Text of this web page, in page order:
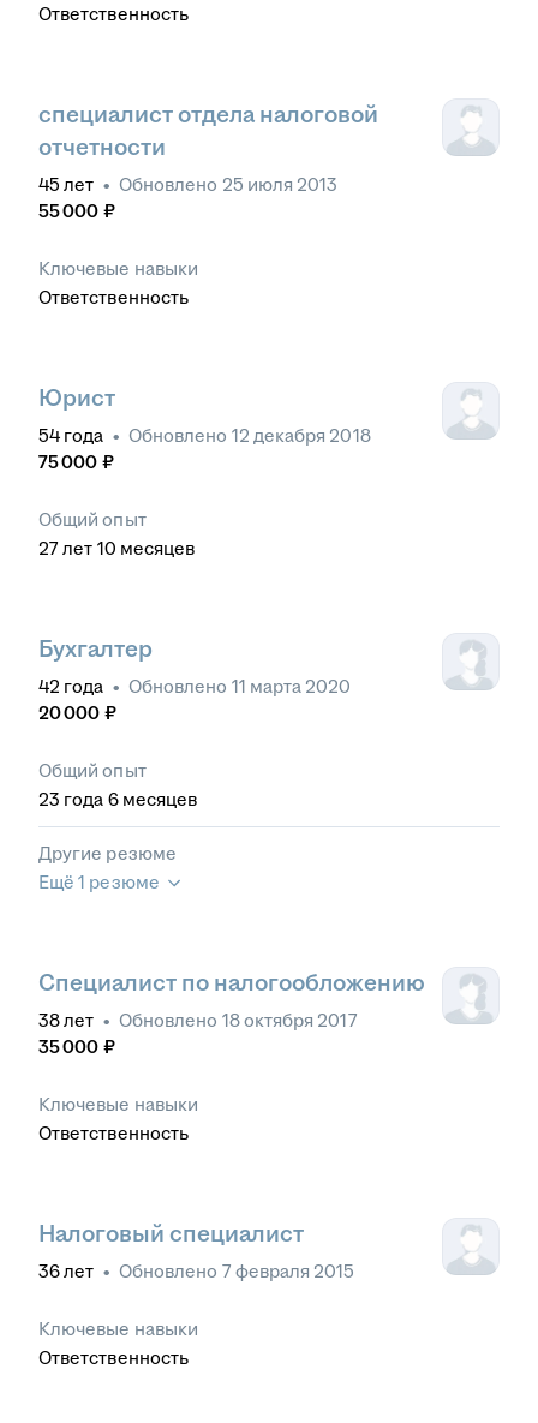
Ответственность
специалист отдела налоговой
отчетности
45 лет • Обновлено 25 июля 2013
55 000 ₽
Ключевые навыки
Ответственность
Юрист
54 года • Обновлено 12 декабря 2018
75 000 ₽
Общий опыт
27лет 10 месяцев
Бухгалтер
42 года • Обновлено 11 марта 2020
20 000 ₽
Общий опыт
23 года 6 месяцев
Другие резюме
Ещё 1 резюме
Специалист по налогообложению
38лет • Обновлено 18 октября 2017
35 000 ₽
Ключевые навыки
Ответственность
Налоговый специалист
36лет • Обновлено 7 февраля 2015
Ключевые навыки
Ответственность